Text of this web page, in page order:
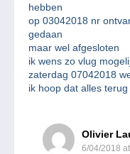
hebben
op 03042018 nr
gedaan
maar wel afgesloten
ik wens zo vlug
zaterdag 07042018
ik hoop dat alles
Olivier
6/04/2018